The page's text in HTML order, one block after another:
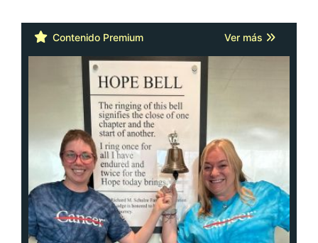
Contenido Premium Ver más